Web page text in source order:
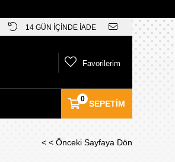
14 GÜN İÇİNDE İADE
SEPETIM
0
Favorilerim
< < Önceki Sayfaya Dön